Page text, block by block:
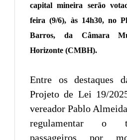
capital mineira serão
feira (9/6), às 14h30, no
Barros, da Câmara
Horizonte (CMBH).
Entre os destaques
Projeto de Lei 19/
vereador Pablo
regulamentar o
passageiros por